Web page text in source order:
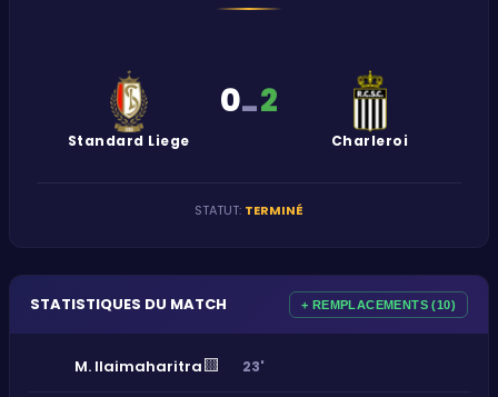
Standard Liege
0-2
Charleroi
STATUT: TERMINÉ
STATISTIQUES DU MATCH + REMPLACEMENTS (10)
M. Ilaimaharitra🟨 23'